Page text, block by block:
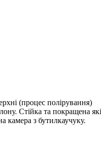
(процес полірування)
Стійка та покращена
камера з бутилкаучуку.